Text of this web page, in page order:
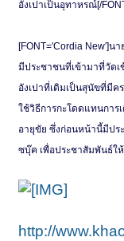
อั่งเปาเป็นอุทาหรณ์[/
[FONT=′Cordia New′]
มีประชาชนที่เข้ามาที่วัดเ
อังเปาที่เดิมเป็นสุนัขที่มีค
ใช้วิธีการกะโดดแทนการ
อายุขัย ซึ่งก่อนหน้านี้มีปร
ซบุ๊ค เพื่อประชาสัมพันธ์ให้
http://